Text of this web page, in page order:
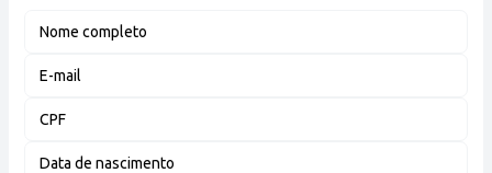
Nome completo
E-mail
CPF
Data de nascimento